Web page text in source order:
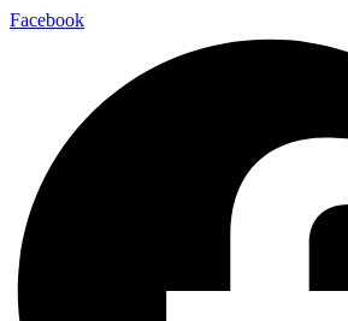
Facebook